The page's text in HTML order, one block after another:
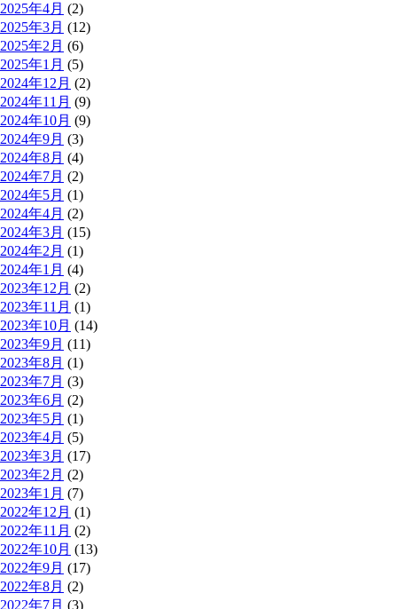
2025年4月 (2)
2025年3月 (12)
2025年2月 (6)
2025年1月 (5)
2024年12月 (2)
2024年11月 (9)
2024年10月 (9)
2024年9月 (3)
2024年8月 (4)
2024年7月 (2)
2024年5月 (1)
2024年4月 (2)
2024年3月 (15)
2024年2月 (1)
2024年1月 (4)
2023年12月 (2)
2023年11月 (1)
2023年10月 (14)
2023年9月 (11)
2023年8月 (1)
2023年7月 (3)
2023年6月 (2)
2023年5月 (1)
2023年4月 (5)
2023年3月 (17)
2023年2月 (2)
2023年1月 (7)
2022年12月 (1)
2022年11月 (2)
2022年10月 (13)
2022年9月 (17)
2022年8月 (2)
2022年7月 (3)